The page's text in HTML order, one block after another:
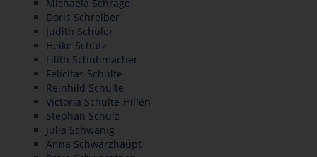
Michaela Schrage
Doris Schreiber
Judith Schüler
Heike Schütz
Lilith Schuhmacher
Felicitas Schulte
Reinhild Schulte
Victoria Schulte-Hillen
Stephan Schulz
Julia Schwanig
Anna Schwarzhaupt